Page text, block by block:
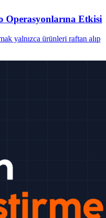
Operasyonlarına Etkisi
yalnızca ürünleri raftan alıp